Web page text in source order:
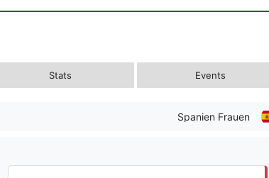
Stats Events
Spanien Frauen